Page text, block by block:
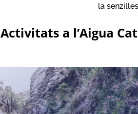
la
Activitats a l’Aigua